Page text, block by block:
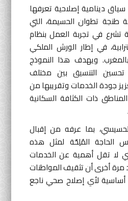
دينامية إصلاحية تعرفها
طنجة تطوان الحسيمة، التي
تشرع في تجربة العمل بنظام
في إطار الورش الملكي
ويهدف هذا النموذج
تحسين التنسيق بين مختلف
جودة الخدمات وتقريبها من
ذات الكثافة السكانية
بما عرفه من إقبال
الحاجة المُلِحّة لمثل هذه
لا تقل أهمية عن الخدمات
مرة أخرى أن تثقيف المواطنات
أساسية لأي إصلاح صحي ناجع